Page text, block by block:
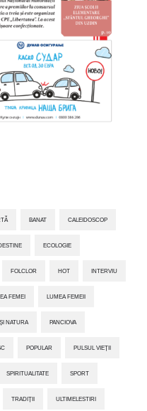
BANAT CALEIDOSCOP
ECOLOGIE
FOLCLOR HOT INTERVIU
FEMEI LUMEA FEMEII
NATURA PANCIOVA
POPULAR PULSUL VIEȚII
SPIRITUALITATE SPORT
TRADIȚII ULTIMELESTIRI